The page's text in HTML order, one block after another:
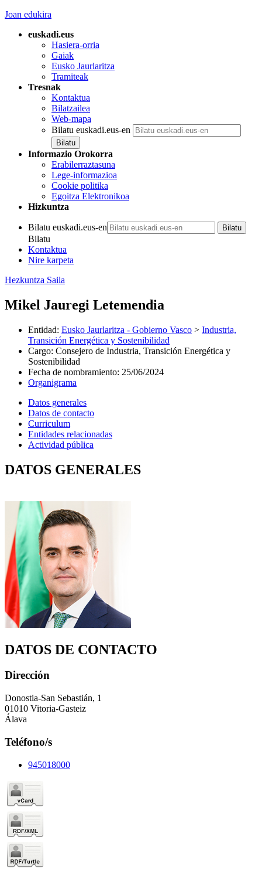
Joan edukira
euskadi.eus
Hasiera-orria
Gaiak
Eusko Jaurlaritza
Tramiteak
Tresnak
Kontaktua
Bilatzailea
Web-mapa
Bilatu euskadi.eus-en
Informazio Orokorra
Erabilerraztasuna
Lege-informazioa
Cookie politika
Egoitza Elektronikoa
Hizkuntza
Bilatu euskadi.eus-en
Bilatu
Kontaktua
Nire karpeta
Hezkuntza Saila
Mikel Jauregi Letemendia
Entidad: Eusko Jaurlaritza - Gobierno Vasco > Industria,
Transición Energética y Sostenibilidad
Cargo: Consejero de Industria, Transición Energética y
Sostenibilidad
Fecha de nombramiento: 25/06/2024
Organigrama
Datos generales
Datos de contacto
Curriculum
Entidades relacionadas
Actividad pública
DATOS GENERALES
DATOS DE CONTACTO
Dirección
Donostia-San Sebastián, 1
01010 Vitoria-Gasteiz
Álava
Teléfono/s
945018000